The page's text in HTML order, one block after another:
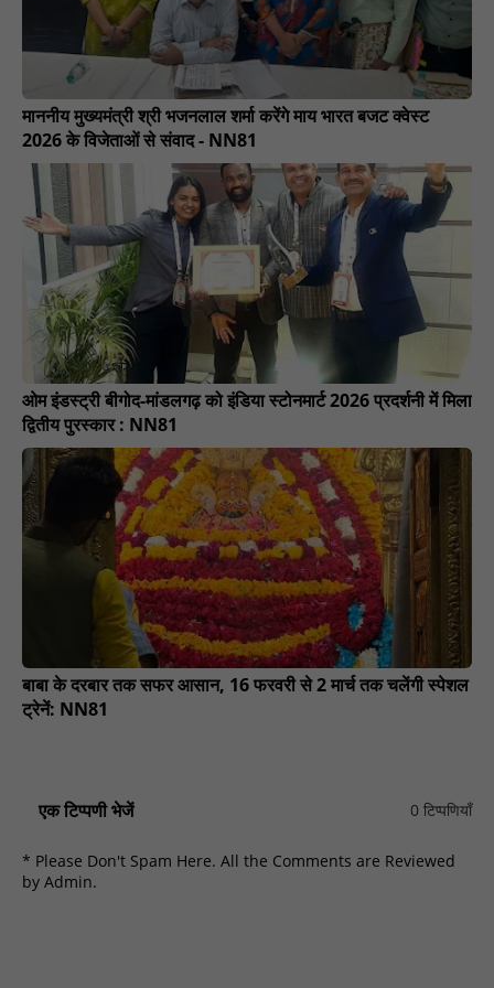
माननीय मुख्यमंत्री श्री भजनलाल शर्मा करेंगे माय भारत बजट क्वेस्ट
2026 के विजेताओं से संवाद - NN81
ओम इंडस्ट्री बीगोद-मांडलगढ़ को इंडिया स्टोनमार्ट 2026 प्रदर्शनी में मिला
द्वितीय पुरस्कार : NN81
बाबा के दरबार तक सफर आसान, 16 फरवरी से 2 मार्च तक चलेंगी स्पेशल
ट्रेनें: NN81
एक टिप्पणी भेजें 0 टिप्पणियाँ
* Please Don't Spam Here. All the Comments are Reviewed
by Admin.